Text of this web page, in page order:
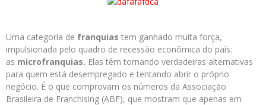
Uma categoria de franquias tem ganhado muita força,
impulsionada pelo quadro de recessão econômica do país:
as microfranquias. Elas têm tornando verdadeiras alternativas
para quem está desempregado e tentando abrir o próprio
negócio. É o que comprovam os números da Associação
Brasileira de Franchising (ABF), que mostram que apenas em